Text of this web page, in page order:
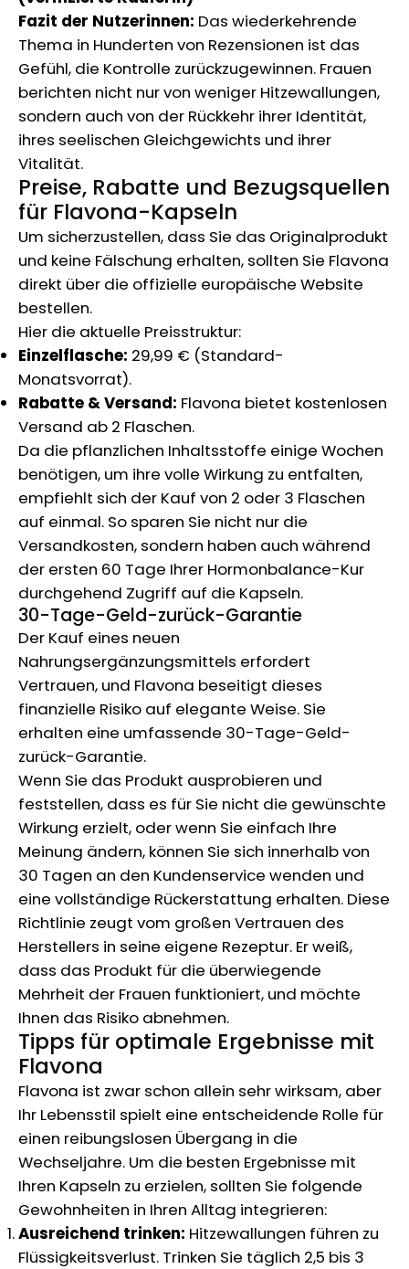
Fazit der Nutzerinnen: Das wiederkehrende
Thema in Hunderten von Rezensionen ist das
Gefühl, die Kontrolle zurückzugewinnen. Frauen
berichten nicht nur von weniger Hitzewallungen,
sondern auch von der Rückkehr ihrer Identität,
ihres seelischen Gleichgewichts und ihrer
Vitalität.
Preise, Rabatte und Bezugsquellen
für Flavona-Kapseln
Um sicherzustellen, dass Sie das Originalprodukt
und keine Fälschung erhalten, sollten Sie Flavona
direkt über die offizielle europäische Website
bestellen.
Hier die aktuelle Preisstruktur:
Einzelflasche: 29,99 € (Standard-
Monatsvorrat).
Rabatte & Versand: Flavona bietet kostenlosen
Versand ab 2 Flaschen.
Da die pflanzlichen Inhaltsstoffe einige Wochen
benötigen, um ihre volle Wirkung zu entfalten,
empfiehlt sich der Kauf von 2 oder 3 Flaschen
auf einmal. So sparen Sie nicht nur die
Versandkosten, sondern haben auch während
der ersten 60 Tage Ihrer Hormonbalance-Kur
durchgehend Zugriff auf die Kapseln.
30-Tage-Geld-zurück-Garantie
Der Kauf eines neuen
Nahrungsergänzungsmittels erfordert
Vertrauen, und Flavona beseitigt dieses
finanzielle Risiko auf elegante Weise. Sie
erhalten eine umfassende 30-Tage-Geld-
zurück-Garantie.
Wenn Sie das Produkt ausprobieren und
feststellen, dass es für Sie nicht die gewünschte
Wirkung erzielt, oder wenn Sie einfach Ihre
Meinung ändern, können Sie sich innerhalb von
30 Tagen an den Kundenservice wenden und
eine vollständige Rückerstattung erhalten. Diese
Richtlinie zeugt vom großen Vertrauen des
Herstellers in seine eigene Rezeptur. Er weiß,
dass das Produkt für die überwiegende
Mehrheit der Frauen funktioniert, und möchte
Ihnen das Risiko abnehmen.
Tipps für optimale Ergebnisse mit
Flavona
Flavona ist zwar schon allein sehr wirksam, aber
Ihr Lebensstil spielt eine entscheidende Rolle für
einen reibungslosen Übergang in die
Wechseljahre. Um die besten Ergebnisse mit
Ihren Kapseln zu erzielen, sollten Sie folgende
Gewohnheiten in Ihren Alltag integrieren:
Ausreichend trinken: Hitzewallungen führen zu
Flüssigkeitsverlust. Trinken Sie täglich 2,5 bis 3